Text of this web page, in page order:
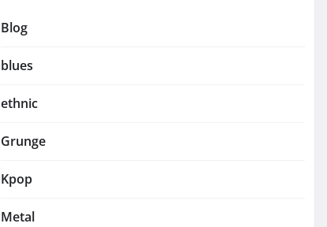
Blog
blues
ethnic
Grunge
Kpop
Metal